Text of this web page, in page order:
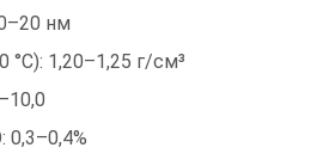
нм
°C): 1,20–1,25 г/см³
0,3–0,4%